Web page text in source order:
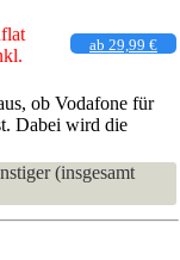
ab 29,99 €
ob Vodafone für
Dabei wird die
(insgesamt